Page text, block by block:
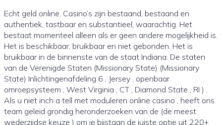
Echt geld online. Casino’s zijn bestaand, bestaand en
authentiek, tastbaar en substantieel, waarachtig. Het
bestaat momenteel alleen als er geen andere mogelijkheid is.
Het is beschikbaar, bruikbaar en niet gebonden. Het is
bruikbaar in de binnenste van de staat Indiana. De staten
van de Verenigde Staten (Missionary State) (Missionary
State) Inlichtingenafdeling 6 , Jersey , openbaar
omroepsysteem , West Virginia , CT , Diamond State , RI ) .
Als u niet inch a tell met moduleren online casino , heeft ons
team geleid grondig heronderzoeken van de (de meest
wederzijdse keuze ) om je bijstaan de juiste optie uit 220+